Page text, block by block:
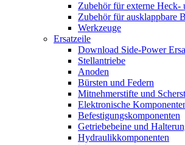
Zubehör für externe Heck-
Zubehör für ausklappbare
Werkzeuge
Ersatzeile
Download Side-Power
Stellantriebe
Anoden
Bürsten und Federn
Mitnehmerstifte und
Elektronische
Befestigungskomponenten
Getriebebeine und
Hydraulikkomponenten